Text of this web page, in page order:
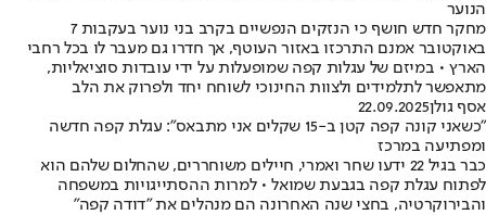
הנוער
מחקר חדש חושף כי הנזקים הנפשיים בקרב בני נוער בעקבות 7
באוקטובר אמנם התרכזו באזור העוטף, אך חדרו גם מעבר לו בכל רחבי
הארץ • במיזם של עגלות קפה שמופעלות על ידי עובדות סוציאליות,
מתאפשר לתלמידים ולצוות החינוכי לשוחח יחד ולפרוק את הלב
אסף גולן22.09.2025
"כשאני קונה קפה קטן ב-15 שקלים אני מתבאס": עגלת קפה חדשה
ומפתיעה במרכז
כבר בגיל 22 ידעו שחר ואמרי, חיילים משוחררים, שהחלום שלהם הוא
לפתוח עגלת קפה בגבעת שמואל • למרות ההסתייגויות במשפחה
והבירוקרטיה, בחצי שנה האחרונה הם מנהלים את "דודה קפה"